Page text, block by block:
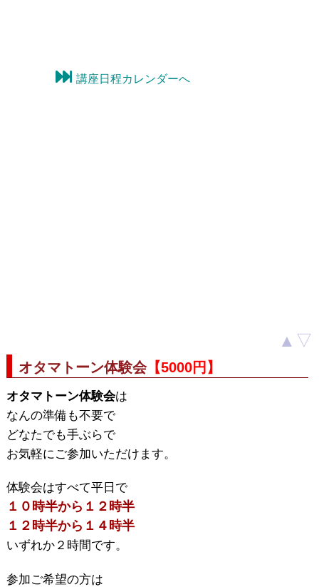
講座日程カレンダーへ
▲ ▽
オタマトーン体験会【5000円】
オタマトーン体験会は
なんの準備も不要で
どなたでも手ぶらで
お気軽にご参加いただけます。
体験会はすべて平日で
１０時半から１２時半
１２時半から１４時半
いずれか２時間です。
参加ご希望の方は